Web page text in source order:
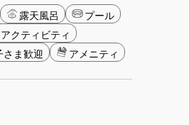
露天風呂
プール
アクティビティ
さま歓迎 アメニティ